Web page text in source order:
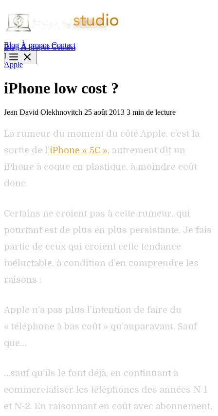
Blog À propos Contact
BlogÀ proposContact
I
Apple
iPhone low cost ?
Jean David Olekhnovitch 25 août 2013 3 min de lecture
La rumeur du moment du côté Apple, c’est la
sortie de l’iPhone « 5C », autrement dit un
iPhone à coque en plastique, à moindre coût
donc.
Certains ne croient pas à cette rumeur, qui
pourtant est de plus en plus persistante. Je fais
partie de ceux qui croient cette tendance
inéluctable, à condition d’en comprendre les
raisons :
Apple n’a pas plus l’intention de faire du
« téléphone à bas coût » qu’auparavant. Sauf
que…
…sauf qu’ils le font déjà, en continuant à
commercialiser les téléphones des années N-1
et N-2. En raisonnant en coût avec abonnement,